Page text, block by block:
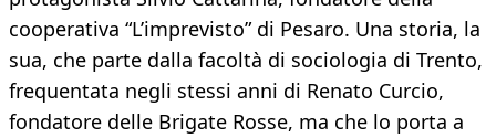
cooperativa “L’imprevisto” di Pesaro. Una storia, la
sua, che parte dalla facoltà di sociologia di Trento,
frequentata negli stessi anni di Renato Curcio,
fondatore delle Brigate Rosse, ma che lo porta a